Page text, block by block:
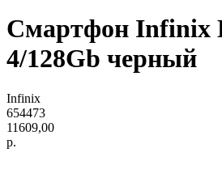
Смартфон Infinix
4/128Gb черный
Infinix
654473
11609,00
р.